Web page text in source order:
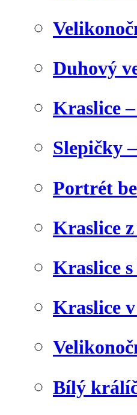
Duhový
Kraslice
Slepičky
Portrét
Kraslice
Kraslice
Kraslice
Bílý